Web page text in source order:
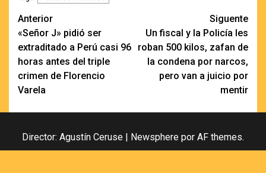
Navegación
de
entradas
Anterior
«Señor J» pidió ser
extraditado a Perú casi 96
horas antes del triple
crimen de Florencio
Varela
Siguente
Un fiscal y la Policía les
roban 500 kilos, zafan de
la condena por narcos,
pero van a juicio por
mentir
Director: Agustín Ceruse | Newsphere por AF themes.